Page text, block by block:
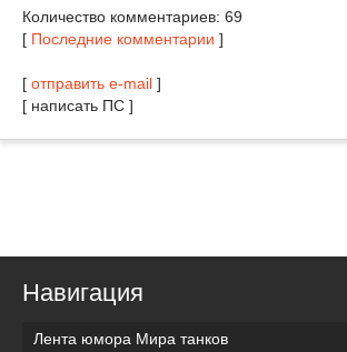
Количество комментариев: 69
[ Последние комментарии ]
[ отправить e-mail ]
[ написать ПС ]
Навигация
Лента юмора Мира танков